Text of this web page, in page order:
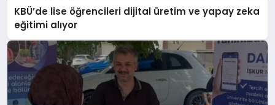
KBÜ’de lise öğrencileri dijital üretim ve yapay zeka
eğitimi alıyor